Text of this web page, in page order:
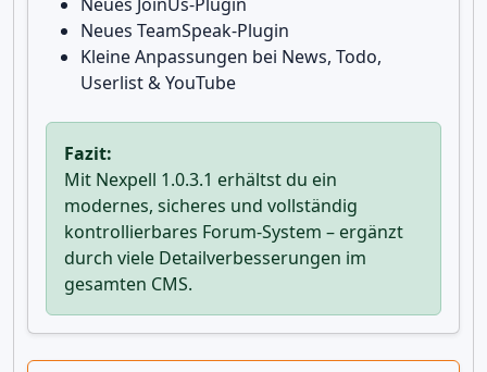
Neues TeamSpeak-Plugin
Kleine Anpassungen bei News, Todo,
Userlist & YouTube
Fazit:
Mit Nexpell 1.0.3.1 erhältst du ein
modernes, sicheres und vollständig
kontrollierbares Forum-System – ergänzt
durch viele Detailverbesserungen im
gesamten CMS.